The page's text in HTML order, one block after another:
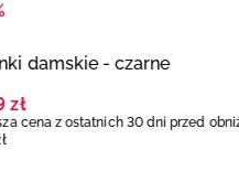
damskie - czarne
zł
cena z ostatnich 30 dni przed